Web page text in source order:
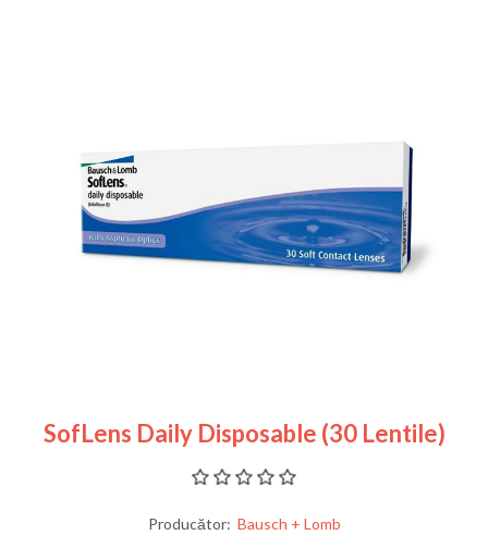
SofLens Daily Disposable (30 Lentile)
Producător: Bausch + Lomb